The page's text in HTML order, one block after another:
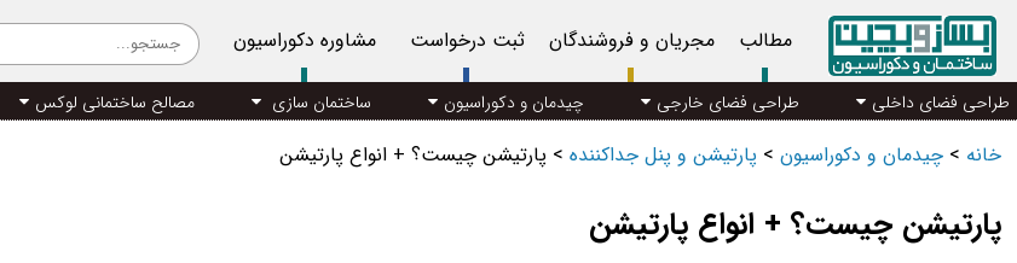
مطالب مجریان و فروشندگان ثبت درخواست مشاوره دکوراسیون
طراحی فضای داخلی طراحی فضای خارجی چیدمان و دکوراسیون ساختمان سازی مصالح ساختمانی لوکس
خانه > چیدمان و دکوراسیون > پارتیشن و پنل جداکننده > پارتیشن چیست؟ + انواع پارتیشن
پارتیشن چیست؟ + انواع پارتیشن